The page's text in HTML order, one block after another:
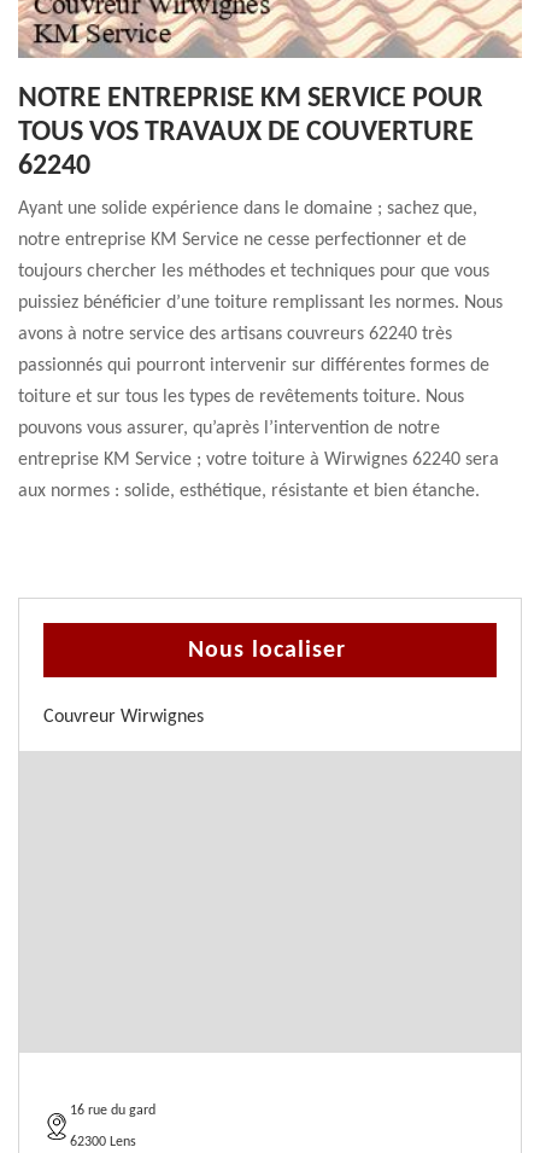
NOTRE ENTREPRISE KM SERVICE POUR
TOUS VOS TRAVAUX DE COUVERTURE
62240
Ayant une solide expérience dans le domaine ; sachez que,
notre entreprise KM Service ne cesse perfectionner et de
toujours chercher les méthodes et techniques pour que vous
puissiez bénéficier d’une toiture remplissant les normes. Nous
avons à notre service des artisans couvreurs 62240 très
passionnés qui pourront intervenir sur différentes formes de
toiture et sur tous les types de revêtements toiture. Nous
pouvons vous assurer, qu’après l’intervention de notre
entreprise KM Service ; votre toiture à Wirwignes 62240 sera
aux normes : solide, esthétique, résistante et bien étanche.
Nous localiser
Couvreur Wirwignes
16 rue du gard
62300 Lens